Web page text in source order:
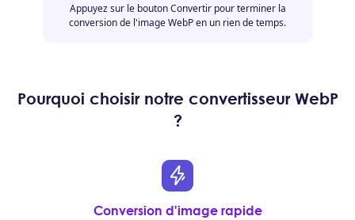
Appuyez sur le bouton Convertir pour terminer la
conversion de l'image WebP en un rien de temps.
Pourquoi choisir notre convertisseur WebP
?
Conversion d'image rapide